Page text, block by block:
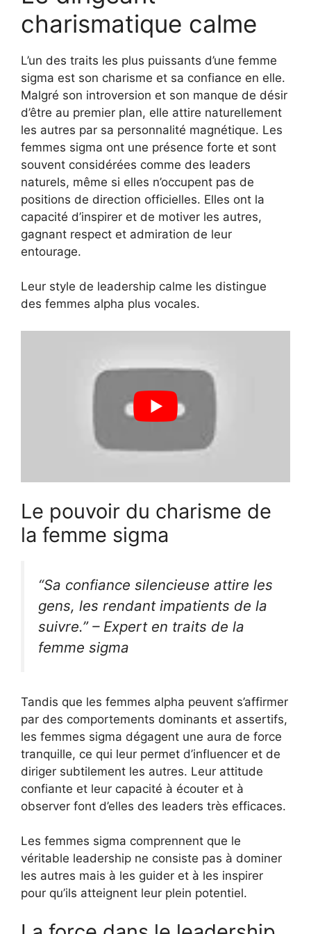
charismatique calme
L’un des traits les plus puissants d’une femme
sigma est son charisme et sa confiance en elle.
Malgré son introversion et son manque de désir
d’être au premier plan, elle attire naturellement
les autres par sa personnalité magnétique. Les
femmes sigma ont une présence forte et sont
souvent considérées comme des leaders
naturels, même si elles n’occupent pas de
positions de direction officielles. Elles ont la
capacité d’inspirer et de motiver les autres,
gagnant respect et admiration de leur
entourage.
Leur style de leadership calme les distingue
des femmes alpha plus vocales.
Le pouvoir du charisme de
la femme sigma
“Sa confiance silencieuse attire les
gens, les rendant impatients de la
suivre.” – Expert en traits de la
femme sigma
Tandis que les femmes alpha peuvent s’affirmer
par des comportements dominants et assertifs,
les femmes sigma dégagent une aura de force
tranquille, ce qui leur permet d’influencer et de
diriger subtilement les autres. Leur attitude
confiante et leur capacité à écouter et à
observer font d’elles des leaders très efficaces.
Les femmes sigma comprennent que le
véritable leadership ne consiste pas à dominer
les autres mais à les guider et à les inspirer
pour qu’ils atteignent leur plein potentiel.